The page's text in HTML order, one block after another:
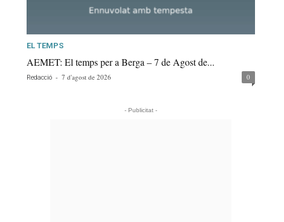
EL TEMPS
AEMET: El temps per a Berga – 7 de Agost de...
Redacció - 7 d'agost de 2026 0
- Publicitat -